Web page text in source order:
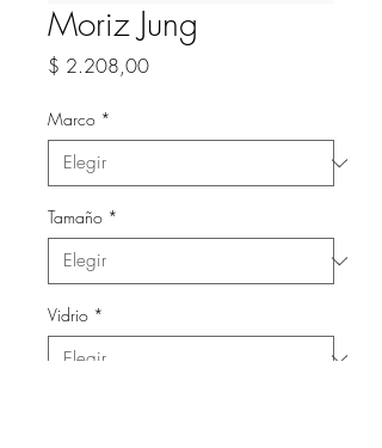
Moriz Jung
$ 2.208,00Precio
Marco *
Tamaño *
Vidrio *